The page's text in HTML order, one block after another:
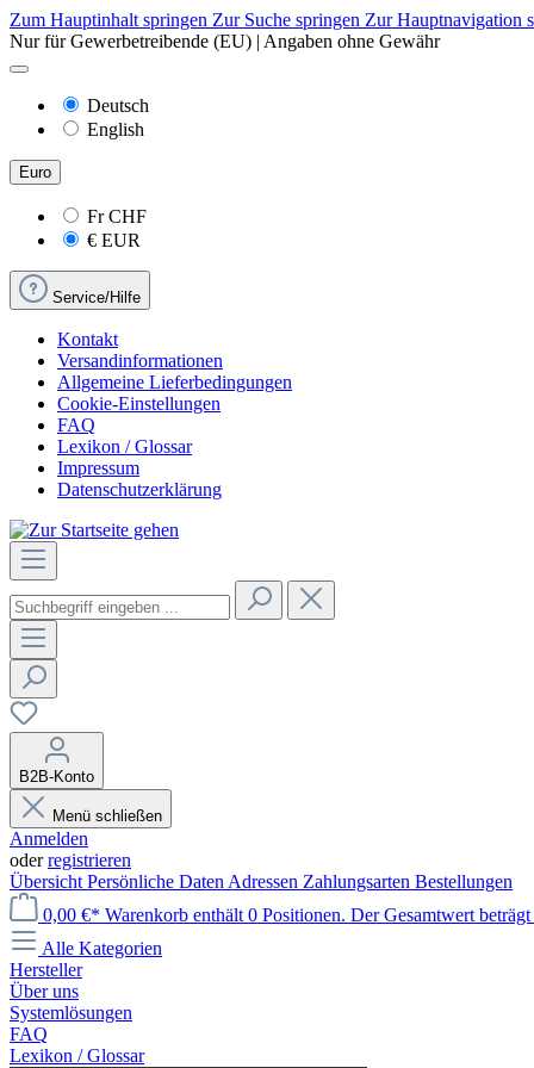
Zum Hauptinhalt springen Zur Suche springen Zur Hauptnavigation
Nur für Gewerbetreibende (EU) | Angaben ohne Gewähr
Deutsch
English
Euro
FrCHF
€ EUR
Service/Hilfe
Kontakt
Versandinformationen
Allgemeine Lieferbedingungen
Cookie-Einstellungen
FAQ
Lexikon / Glossar
Impressum
Datenschutzerklärung
B2B-Konto
Menü schließen
Anmelden
oderregistrieren
Übersicht Persönliche Daten Adressen Zahlungsarten Bestellungen
0,00 €* Warenkorb enthält 0 Positionen. Der Gesamtwert
Alle Kategorien
Hersteller
Über uns
Systemlösungen
FAQ
Lexikon / Glossar